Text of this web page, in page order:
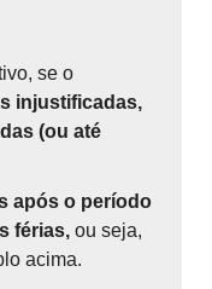
se o
injustificadas,
(ou até
após o período
férias, ou seja,
acima.